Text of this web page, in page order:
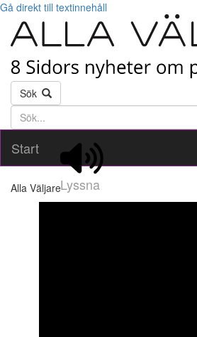
Gå direkt till textinnehåll
Sök
Söktext
Start
Lyssna
Alla Väljare